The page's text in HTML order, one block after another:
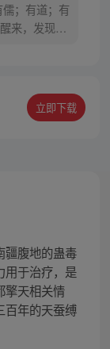
儒；有道；有
来，发现自
立即下载
疆腹地的蛊毒
用于治疗，是
擎天相关情
百年的天蚕缚